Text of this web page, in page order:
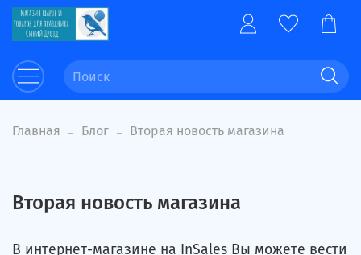
Главная Блог Вторая новость магазина
Вторая новость магазина
В интернет-магазине на InSales Вы можете вести